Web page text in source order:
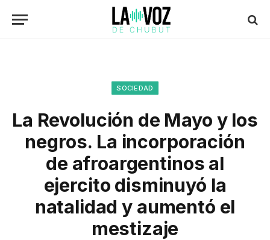
SOCIEDAD
La Revolución de Mayo y los
negros. La incorporación
de afroargentinos al
ejercito disminuyó la
natalidad y aumentó el
mestizaje